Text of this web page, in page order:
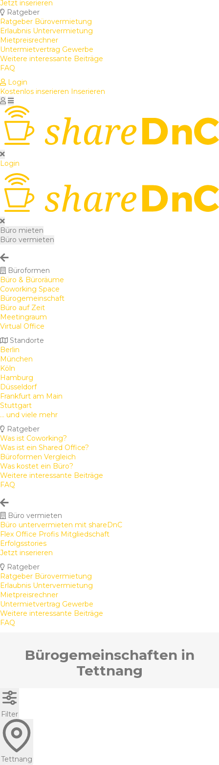
Jetzt inserieren
Ratgeber
Ratgeber Bürovermietung
Erlaubnis Untervermietung
Mietpreisrechner
Untermietvertrag Gewerbe
Weitere interessante Beiträge
FAQ
Login
Kostenlos inserieren Inserieren
Login
Büro mieten
Büro vermieten
Büroformen
Büro & Büroräume
Coworking Space
Bürogemeinschaft
Büro auf Zeit
Meetingraum
Virtual Office
Standorte
Berlin
München
Köln
Hamburg
Düsseldorf
Frankfurt am Main
Stuttgart
... und viele mehr
Ratgeber
Was ist Coworking?
Was ist ein Shared Office?
Büroformen Vergleich
Was kostet ein Büro?
Weitere interessante Beiträge
FAQ
Büro vermieten
Büro untervermieten mit shareDnC
Flex Office Profis Mitgliedschaft
Erfolgsstories
Jetzt inserieren
Ratgeber
Ratgeber Bürovermietung
Erlaubnis Untervermietung
Mietpreisrechner
Untermietvertrag Gewerbe
Weitere interessante Beiträge
FAQ
Bürogemeinschaften in
Tettnang
Filter
Tettnang